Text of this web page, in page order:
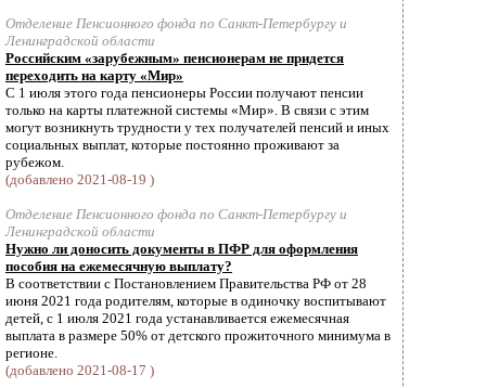
Отделение Пенсионного фонда по Санкт-Петербургу и
Ленинградской области
Российским «зарубежным» пенсионерам не придется
переходить на карту «Мир»
С 1 июля этого года пенсионеры России получают пенсии
только на карты платежной системы «Мир». В связи с этим
могут возникнуть трудности у тех получателей пенсий и иных
социальных выплат, которые постоянно проживают за
рубежом.
(добавлено 2021-08-19 )
Отделение Пенсионного фонда по Санкт-Петербургу и
Ленинградской области
Нужно ли доносить документы в ПФР для оформления
пособия на ежемесячную выплату?
В соответствии с Постановлением Правительства РФ от 28
июня 2021 года родителям, которые в одиночку воспитывают
детей, с 1 июля 2021 года устанавливается ежемесячная
выплата в размере 50% от детского прожиточного минимума в
регионе.
(добавлено 2021-08-17 )